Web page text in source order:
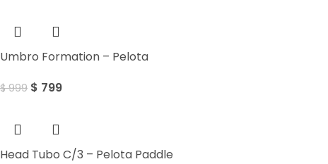
Umbro Formation – Pelota
$999 $ 799
Head Tubo C/3 – Pelota Paddle